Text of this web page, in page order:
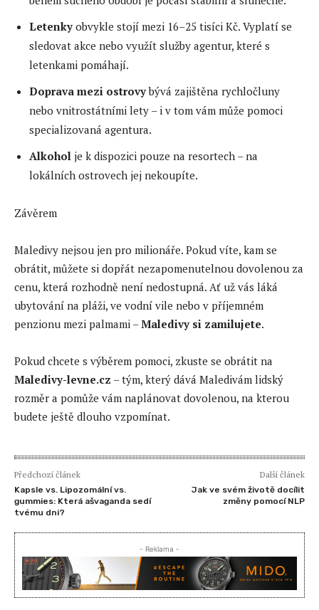
Letenky obvykle stojí mezi 16–25 tisíci Kč. Vyplatí se
sledovat akce nebo využít služby agentur, které s
letenkami pomáhají.
Doprava mezi ostrovybývá zajištěna rychločluny
nebo vnitrostátními lety – i v tom vám může pomoci
specializovaná agentura.
Alkohol je k dispozici pouze na resortech – na
lokálních ostrovech jej nekoupíte.
Závěrem
Maledivy nejsou jen pro milionáře. Pokud víte, kam se
obrátit, můžete si dopřát nezapomenutelnou dovolenou za
cenu, která rozhodně není nedostupná. Ať už vás láká
ubytování na pláži, ve vodní vile nebo v příjemném
penzionu mezi palmami –Maledivy si zamilujete.
Pokud chcete s výběrem pomoci, zkuste se obrátit na
Maledivy-levne.cz – tým, který dává Maledivám lidský
rozměr a pomůže vám naplánovat dovolenou, na kterou
budete ještě dlouho vzpomínat.
Předchozí článek
Kapsle vs. Lipozomální vs.
gummies: Která ašvaganda sedí
tvému dni?
Další článek
Jak ve svém životě docílit
změny pomocí NLP
- Reklama -